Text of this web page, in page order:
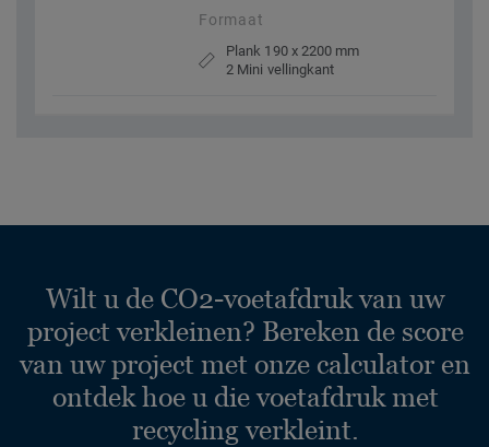
Formaat
Plank 190 x 2200 mm
2 Mini vellingkant
Wilt u de CO2-voetafdruk van uw
project verkleinen? Bereken de score
van uw project met onze calculator en
ontdek hoe u die voetafdruk met
recycling verkleint.